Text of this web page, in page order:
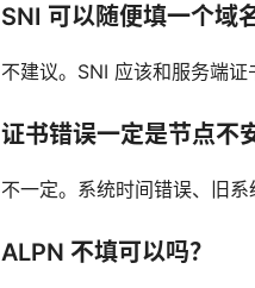
SNI 可以随便填一个域
不建议。SNI 应该和服务端证
证书错误一定是节点不
不一定。系统时间错误、旧系
ALPN 不填可以吗？